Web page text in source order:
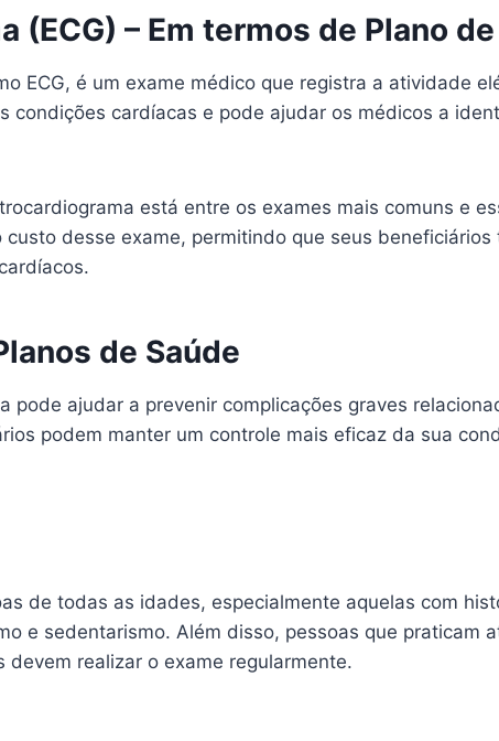
(ECG) – Em termos de Plano
ECG, é um exame médico que registra a atividade
condições cardíacas e pode ajudar os médicos a
está entre os exames mais comuns e
desse exame, permitindo que seus
de Saúde
pode ajudar a prevenir complicações graves
podem manter um controle mais eficaz da sua
de todas as idades, especialmente aquelas com
e sedentarismo. Além disso, pessoas que praticam
realizar o exame regularmente.